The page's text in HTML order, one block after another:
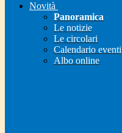
Novità
Panoramica
Le notizie
Le circolari
Calendario eventi
Albo online